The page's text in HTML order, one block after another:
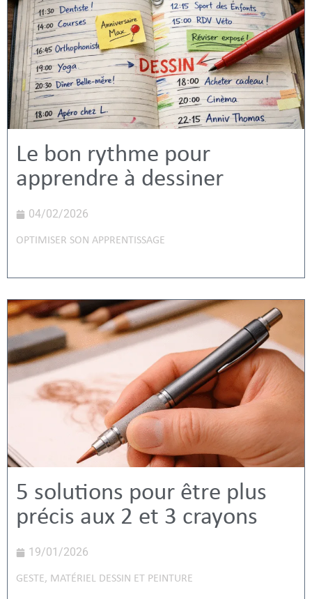
Le bon rythme pour
apprendre à dessiner
04/02/2026
OPTIMISER SON APPRENTISSAGE
5 solutions pour être plus
précis aux 2 et 3 crayons
19/01/2026
GESTE, MATÉRIEL DESSIN ET PEINTURE